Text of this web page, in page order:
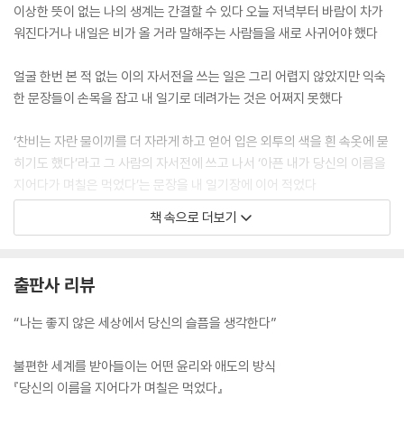
세상 끝 등대 2
발문│이번 생의 장례를 미리 지내며 시인은 시를 쓰네
허수경(시인)
이상한 뜻이 없는 나의 생계는 간결할 수 있다 오늘 저녁부터 바람이 차가
워진다거나 내일은 비가 올 거라 말해주는 사람들을 새로 사귀어야 했다
얼굴 한번 본 적 없는 이의 자서전을 쓰는 일은 그리 어렵지 않았지만 익숙
한 문장들이 손목을 잡고 내 일기로 데려가는 것은 어쩌지 못했다
‘찬비는 자란 물이끼를 더 자라게 하고 얻어 입은 외투의 색을 흰 속옷에 묻
히기도 했다’라고 그 사람의 자서전에 쓰고 나서 ‘아픈 내가 당신의 이름을
지어다가 며칠은 먹었다’는 문장을 내 일기장에 이어 적었다
우리는 그러지 못했지만 모든 글의 만남은 언제나 아름다워야 한다는 마음
철봉에 오래 매달리는 일은
폐가 아픈 일도
책 속으로 더보기
출판사 리뷰
“나는 좋지 않은 세상에서 당신의 슬픔을 생각한다”
불편한 세계를 받아들이는 어떤 윤리와 애도의 방식
『당신의 이름을 지어다가 며칠은 먹었다』